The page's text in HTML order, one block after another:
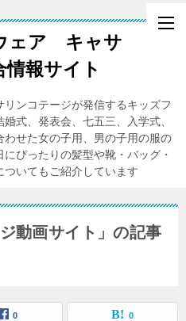
ェア キャサ
情報サイト
ンコテージが発信するキッズフ
式、発表会、七五三、入学式、
せた女の子用、男の子用の服の
ぴったりの髪型や靴・バッグ・
いてもご紹介しています
動画サイト」の記事
0 0